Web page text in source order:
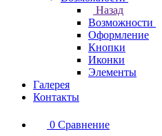
Назад
Возможности
Оформление
Кнопки
Иконки
Элементы
Галерея
Контакты
0 Сравнение